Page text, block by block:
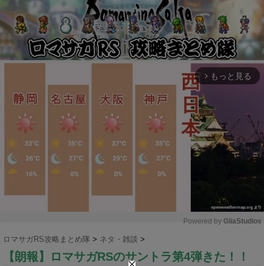
arrow_forward_ios もっと見る
u
Powered by GliaStudios
ロマサガRS攻略まとめ隊 > ネタ・雑談 >
【朗報】ロマサガRSのサントラ第4弾きた！！